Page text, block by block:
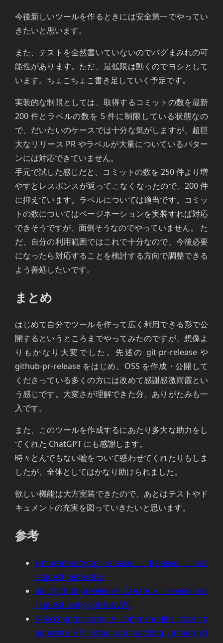
今後新しいツールを作るときには安全第一でやってい
きたいと思います。
また、テストを全然書いていないのでバグまみれの可
能性があります。ただ、最低限は動くのでヨシとして
います。ちょこちょこ書き足していく予定です。
実装的な制限としては、取得するコミットの数を最新
200 件とラベルの数を 5 件に制限している状態なの
で、だいたいのケースでは十分な気がしますが、超巨
大なリリース PR やラベルが大量についているパター
ンには対応できていません。
手元で試した感じだと、コミットの数を 250 件より増
やすとレスポンスが返ってこなくなったので、200 件
に抑えています。ラベルについては適当です。コミッ
トの数についてはページネーションを実装すれば対応
できそうですが、面倒そうなのでやっていません。 た
だ、自分の利用範囲ではこれで十分なので、今後必要
になったら対応することを検討する方向で調整できる
よう善処したいです。
まとめ
はじめて自分でツールを作って広く利用できる形で公
開するというところまでやってみたのですが、想像よ
りもかなり大変でした。先述の git-pr-release や
github-pr-release をはじめ、OSS を作成・公開して
くださっている多くの方には改めて感謝感激雨霰とい
う感じです。大変さが理解できた分、ありがたみも一
入です。
また、このツールを作成するにあたり多大な助力をし
てくれた ChatGPT にも感謝します。
時々とんでもない嘘をついて惑わせてくれたりもしま
したが、全体としてはかなり助けられました。
欲しい機能は大方実装できたので、あとはテストやド
キュメントの充実を図っていきたいと思います。
参考
x-motemen/git-pr-release: Release pull
request generator
uiur/github-pr-release: Create a release pull
request using GitHub API
K-tecchan/pr-note: A command-line tool to
generate PR notes summarizing unmerged